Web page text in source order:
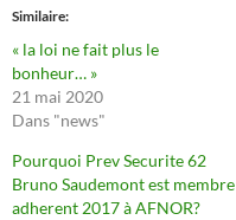
Similaire
« la loi ne fait plus le
bonheur… »
21 mai 2020
Dans "news"
Pourquoi Prev Securite 62
Bruno Saudemont est membre
adherent 2017 à AFNOR?